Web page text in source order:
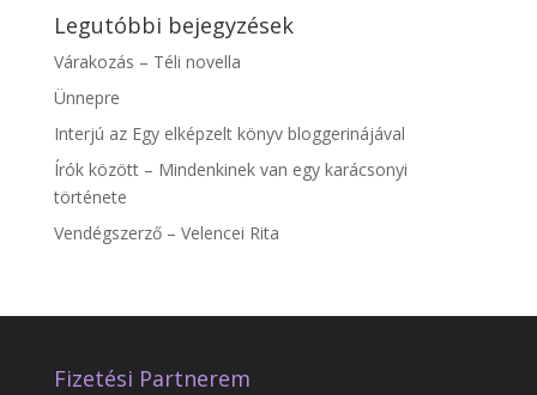
Legutóbbi bejegyzések
Várakozás – Téli novella
Ünnepre
Interjú az Egy elképzelt könyv bloggerinájával
Írók között – Mindenkinek van egy karácsonyi
története
Vendégszerző – Velencei Rita
Fizetési Partnerem